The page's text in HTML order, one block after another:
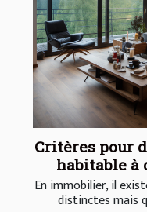
Critères pour
habitable à
En immobilier, il
distinctes mais